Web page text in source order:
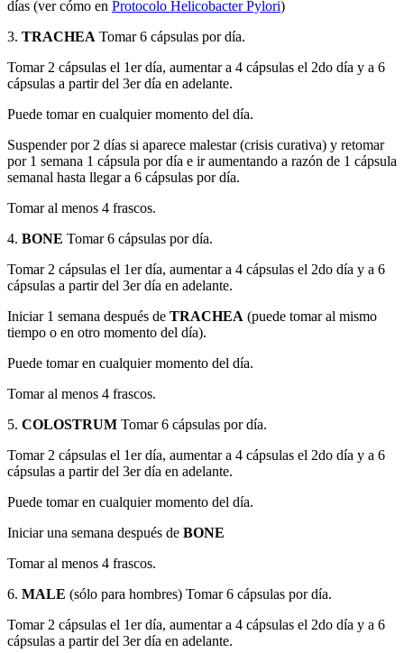
días (ver cómo en Protocolo Helicobacter Pylori)
3. TRACHEA Tomar 6 cápsulas por día.
Tomar 2 cápsulas el 1er día, aumentar a 4 cápsulas el 2do día y a 6
cápsulas a partir del 3er día en adelante.
Puede tomar en cualquier momento del día.
Suspender por 2 días si aparece malestar (crisis curativa) y retomar
por 1 semana 1 cápsula por día e ir aumentando a razón de 1 cápsula
semanal hasta llegar a 6 cápsulas por día.
Tomar al menos 4 frascos.
4. BONE Tomar 6 cápsulas por día.
Tomar 2 cápsulas el 1er día, aumentar a 4 cápsulas el 2do día y a 6
cápsulas a partir del 3er día en adelante.
Iniciar 1 semana después de TRACHEA (puede tomar al mismo
tiempo o en otro momento del día).
Puede tomar en cualquier momento del día.
Tomar al menos 4 frascos.
5. COLOSTRUM Tomar 6 cápsulas por día.
Tomar 2 cápsulas el 1er día, aumentar a 4 cápsulas el 2do día y a 6
cápsulas a partir del 3er día en adelante.
Puede tomar en cualquier momento del día.
Iniciar una semana después de BONE
Tomar al menos 4 frascos.
6. MALE (sólo para hombres) Tomar 6 cápsulas por día.
Tomar 2 cápsulas el 1er día, aumentar a 4 cápsulas el 2do día y a 6
cápsulas a partir del 3er día en adelante.